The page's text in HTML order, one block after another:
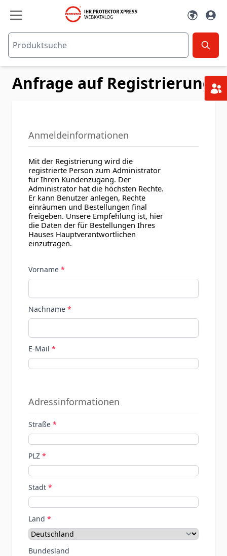
Zum Inhalt springen
Anfrage auf Registrierung
Anmeldeinformationen
Mit der Registrierung wird die
registrierte Person zum Administrator
für Ihren Kundenzugang. Der
Administrator hat die höchsten Rechte.
Er kann Benutzer anlegen, Rechte
einräumen und Bestellungen final
freigeben. Unsere Empfehlung ist, hier
die Daten der für Bestellungen Ihres
Hauses Hauptverantwortlichen
einzutragen.
Vorname
Nachname
E-Mail
Adressinformationen
Straße
PLZ
Stadt
Land
Bundesland